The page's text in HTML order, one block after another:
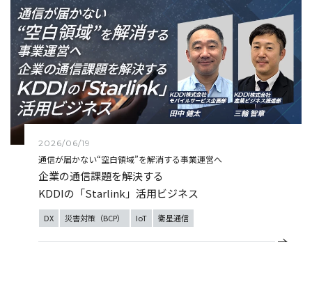
2026/06/19
通信が届かない“空白領域”を解消する事業運営へ
企業の通信課題を解決する
KDDIの「Starlink」活用ビジネス
DX 災害対策（BCP） IoT 衛星通信